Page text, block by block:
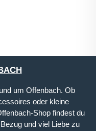
um Offenbach. Ob
oder kleine
Shop findest du
und viel Liebe zu